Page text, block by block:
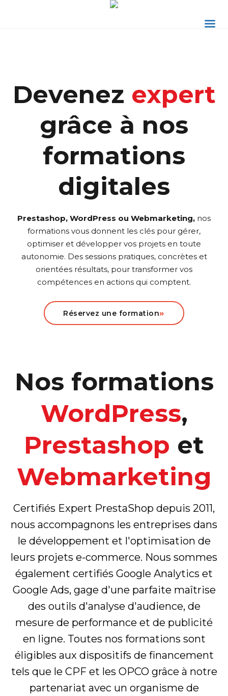
Devenez expert
grâce à nos
formations
digitales
Prestashop, WordPress ou Webmarketing, nos
formations vous donnent les clés pour gérer,
optimiser et développer vos projets en toute
autonomie. Des sessions pratiques, concrètes et
orientées résultats, pour transformer vos
compétences en actions qui comptent.
Réservez une formation»
Nos formations
WordPress,
Prestashop et
Webmarketing
Certifiés Expert PrestaShop depuis 2011,
nous accompagnons les entreprises dans
le développement et l'optimisation de
leurs projets e-commerce. Nous sommes
également certifiés Google Analytics et
Google Ads, gage d'une parfaite maîtrise
des outils d'analyse d'audience, de
mesure de performance et de publicité
en ligne. Toutes nos formations sont
éligibles aux dispositifs de financement
tels que le CPF et les OPCO grâce à notre
partenariat avec un organisme de